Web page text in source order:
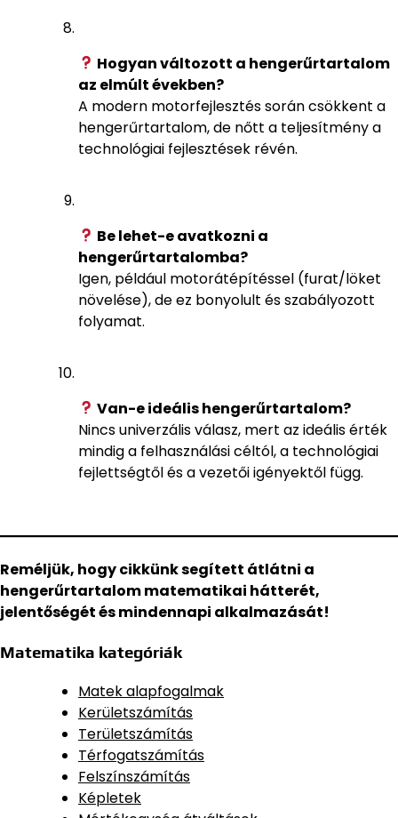
Hogyan változott a hengerűrtartalom
az elmúlt években?
A modern motorfejlesztés során csökkent a
hengerűrtartalom, de nőtt a teljesítmény a
technológiai fejlesztések révén.
Be lehet-e avatkozni a
hengerűrtartalomba?
Igen, például motorátépítéssel (furat/löket
növelése), de ez bonyolult és szabályozott
folyamat.
Van-e ideális hengerűrtartalom?
Nincs univerzális válasz, mert az ideális érték
mindig a felhasználási céltól, a technológiai
fejlettségtől és a vezetői igényektől függ.
Reméljük, hogy cikkünk segített átlátni a
hengerűrtartalom matematikai hátterét,
jelentőségét és mindennapi alkalmazását!
Matematika kategóriák
Matek alapfogalmak
Kerületszámítás
Területszámítás
Térfogatszámítás
Felszínszámítás
Képletek